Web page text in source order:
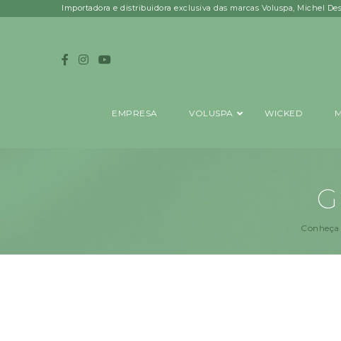
Importadora e distribuidora exclusiva das marcas Voluspa, Michel
EMPRESA VOLUSPA WICKED